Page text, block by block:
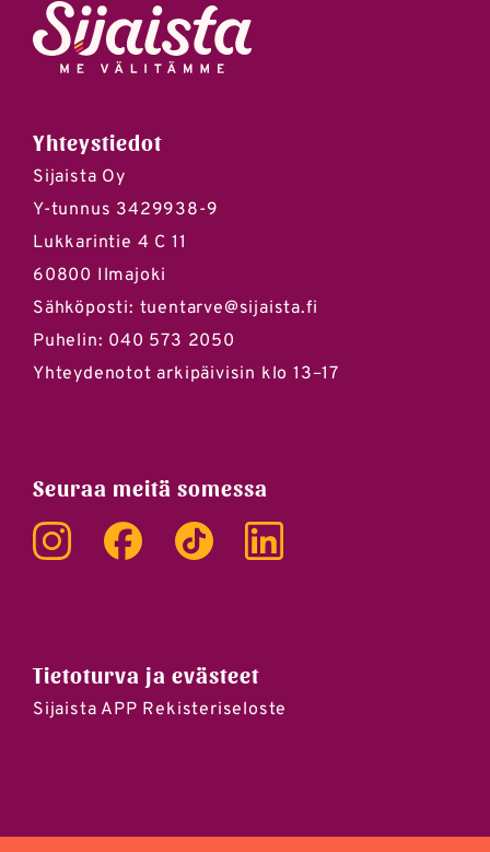
Sijaista
Yhteystiedot
Sijaista Oy
Y-tunnus 3429938-9
Lukkarintie 4 C 11
60800 Ilmajoki
Sähköposti: tuentarve@sijaista.fi
Puhelin: 040 573 2050
Yhteydenotot arkipäivisin klo 13–17
Seuraa meitä somessa
Instagram Facebook Tik Tok
Tietoturva ja evästeet
Sijaista APP Rekisteriseloste